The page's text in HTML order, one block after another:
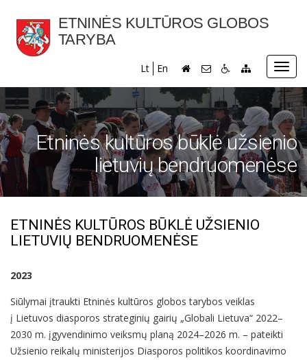
ETNINĖS KULTŪROS GLOBOS
TARYBA
Lt En
Etninės kultūros būklė užsienio
lietuvių bendruomenėse
ETNINĖS KULTŪROS BŪKLĖ UŽSIENIO
LIETUVIŲ BENDRUOMENĖSE
2023
Siūlymai įtraukti Etninės kultūros globos tarybos veiklas
į Lietuvos diasporos strateginių gairių „Globali Lietuva“ 2022–
2030 m. įgyvendinimo veiksmų planą 2024–2026 m. – pateikti
Užsienio reikalų ministerijos Diasporos politikos koordinavimo